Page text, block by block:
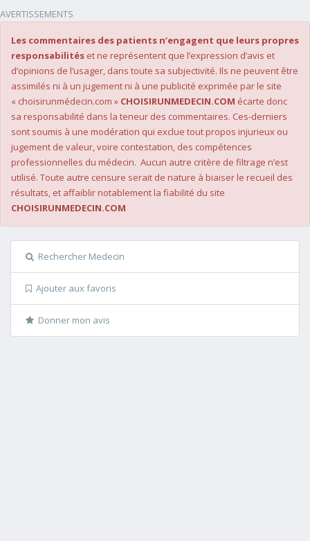
AVERTISSEMENTS
Les commentaires des patients n’engagent que leurs propres
responsabilités et ne représentent que l’expression d’avis et
d’opinions de l’usager, dans toute sa subjectivité. Ils ne peuvent être
assimilés ni à un jugement ni à une publicité exprimée par le site
« choisirunmédecin.com » CHOISIRUNMEDECIN.COM écarte donc
sa responsabilité dans la teneur des commentaires. Ces-derniers
sont soumis à une modération qui exclue tout propos injurieux ou
jugement de valeur, voire contestation, des compétences
professionnelles du médecin. Aucun autre critère de filtrage n’est
utilisé. Toute autre censure serait de nature à biaiser le recueil des
résultats, et affaiblir notablement la fiabilité du site
CHOISIRUNMEDECIN.COM
Rechercher Medecin
Ajouter aux favoris
Donner mon avis